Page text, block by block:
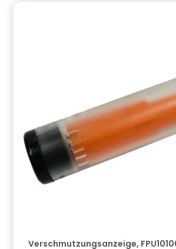
Verschmutzungsanzeige,